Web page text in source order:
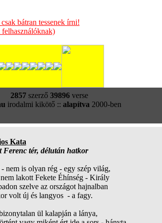
bátran tessenek írni!
felhasználóknak)
2857szerző 39896verse
irodalmi kikötő :: alapítva 2000-ben
Kata
Ferenc tér, délután hatkor
nem is olyan rég - egy szép világ,
lakott Fekete Éhínség - Király
szelve az országot hajnalban
volt új és langyos - a fagy.
ül kalapján a lánya,